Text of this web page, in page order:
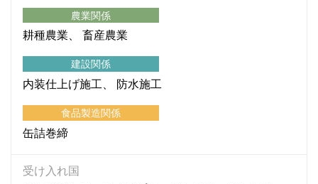
農業関係
耕種農業 畜産農業
建設関係
内装仕上げ施工 防水施工
食品製造関係
缶詰巻締
受け入れ国